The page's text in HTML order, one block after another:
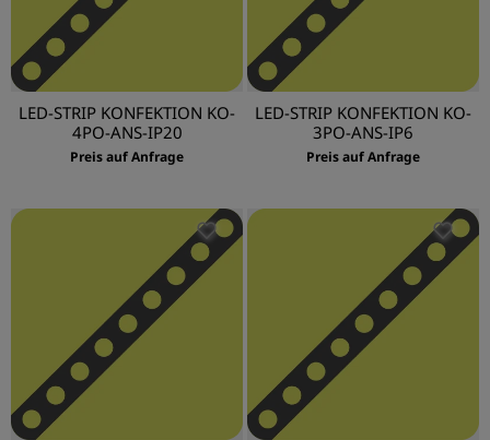
LED-STRIP KONFEKTION KO-
4PO-ANS-IP20
Preis auf Anfrage
LED-STRIP KONFEKTION KO-
3PO-ANS-IP6
Preis auf Anfrage